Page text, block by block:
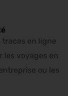
en ligne
voyages en
ou les